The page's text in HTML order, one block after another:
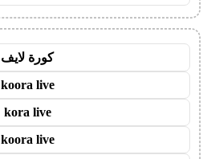
كورة لايف
koora live
kora live
koora live